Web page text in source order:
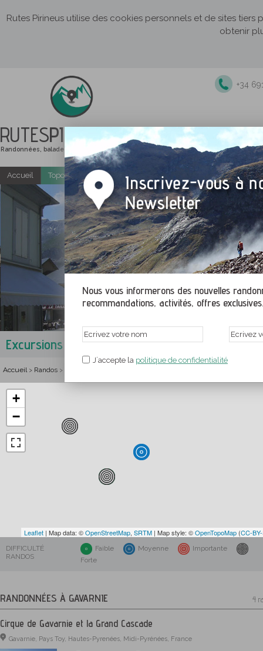
Rutes Pirineus utilise des cookies personnels et de sites
obtenir
RUTESPIRINEUS
Randonnées, balades et itinéraires de montagne
+34
Nous vous informerons des nouvelles
recommandations, activités, offres
J´accepte la politique de confidentialité
Accueil Topo-guides gratuits Randonnées accompagnées
Excursions à Gavarnie
Accueil> Randos >
+
−
Leaflet | Map data: ©OpenStreetMap, SRTM | Map style: ©OpenTopoMap (CC-
DIFFICULTÉ
RANDOS
Faible Moyenne
Importante
Forte
RANDONNÉES À GAVARNIE 4
Cirque de Gavarnie et la Grand Cascade
Gavarnie, Pays Toy, Hautes-Pyrenées, Midi-Pyrénées, France